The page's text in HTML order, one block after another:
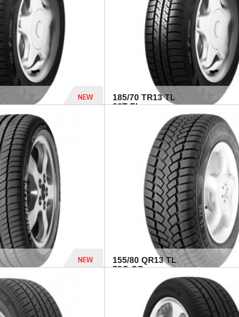
NEW
185/70 TR13 TL
86T FI...
NEW
1 182 Dhs
155/80 QR13 TL
79Q CO...